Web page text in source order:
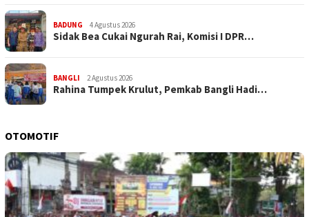
BADUNG 4 Agustus 2026
Sidak Bea Cukai Ngurah Rai, Komisi I DPR…
BANGLI 2 Agustus 2026
Rahina Tumpek Krulut, Pemkab Bangli Hadi…
OTOMOTIF